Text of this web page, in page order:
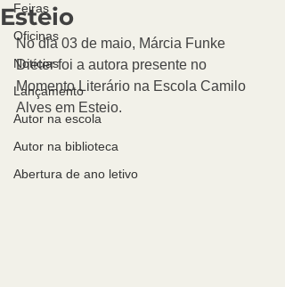
Feiras
Oficinas
Notícias
Lançamento
Autor na escola
Autor na biblioteca
Abertura de ano letivo
Esteio
No dia 03 de maio, Márcia Funke
Dieter foi a autora presente no
Momento Literário na Escola Camilo
Alves em Esteio.